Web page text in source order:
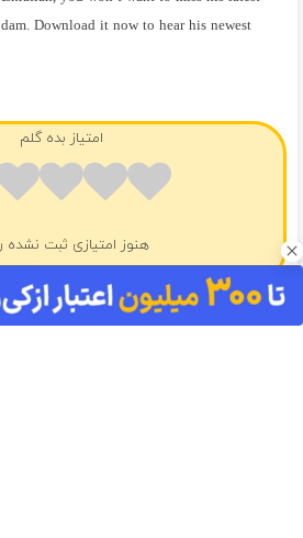
Download it now to hear his newest
امتیاز بده گلم
هنوز امتیازی ثبت نشده
❤️ آهنگ های